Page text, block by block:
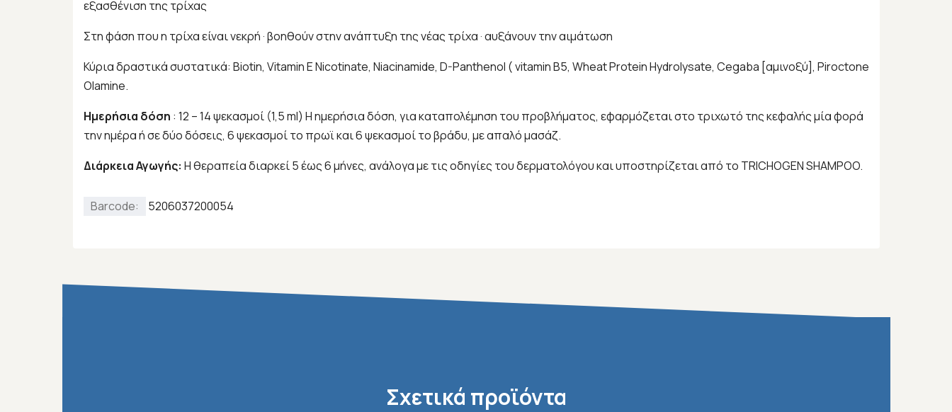
εξασθένιση της τρίχας
Στη φάση που η τρίχα είναι νεκρή · βοηθούν στην ανάπτυξη της νέας τρίχα · αυξάνουν την αιμάτωση
Κύρια δραστικά συστατικά: Biotin, Vitamin E Nicotinate, Niacinamide, D-Panthenol ( vitamin B5, Wheat Protein Hydrolysate, Cegaba [αμινοξύ], Piroctone
Olamine.
Ημερήσια δόση : 12 – 14 ψεκασμοί (1,5 ml) H ημερήσια δόση, για καταπολέμηση του προβλήματος, εφαρμόζεται στο τριχωτό της κεφαλής μία φορά
την ημέρα ή σε δύο δόσεις, 6 ψεκασμοί το πρωϊ και 6 ψεκασμοί το βράδυ, με απαλό μασάζ.
Διάρκεια Αγωγής: Η θεραπεία διαρκεί 5 έως 6 μήνες, ανάλογα με τις οδηγίες του δερματολόγου και υποστηρίζεται από το TRICHOGEN SHAMPOO.
Barcode: 5206037200054
Σχετικά προϊόντα